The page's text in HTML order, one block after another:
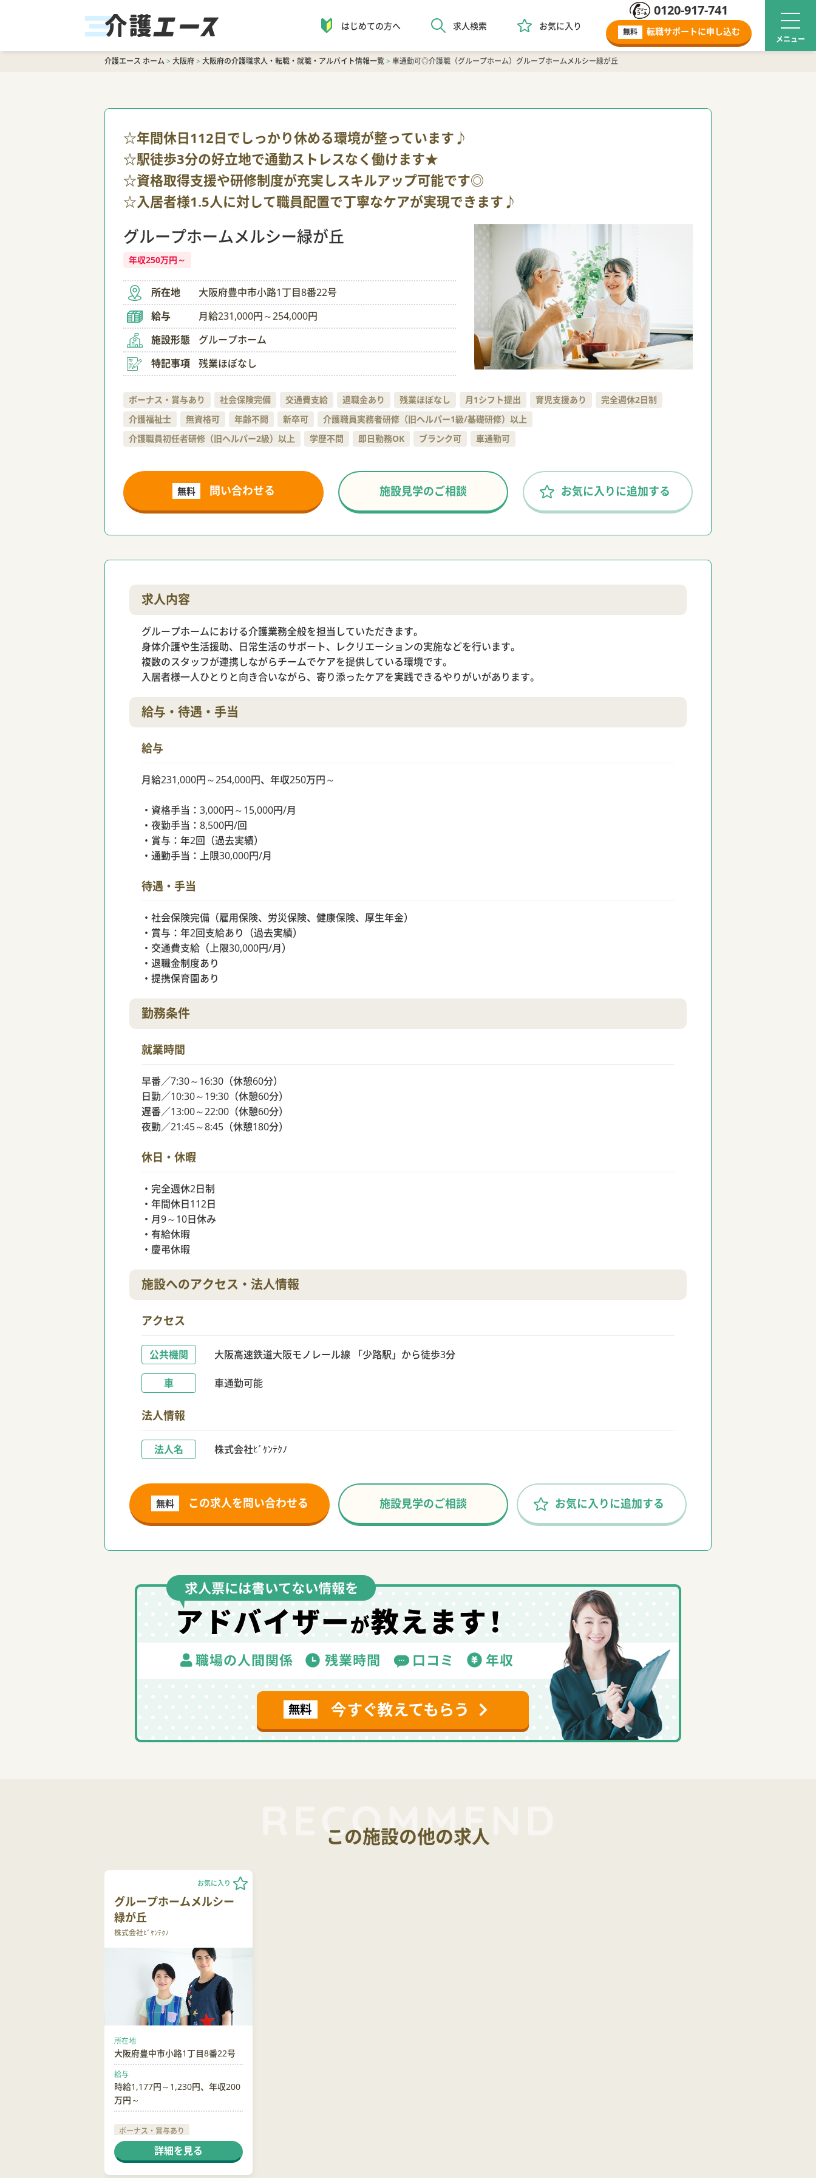
はじめての方へ 求人検索 お気に入り
0120-917-741
無料 転職サポートに申し込む
介護エース ホーム>大阪府>大阪府の介護職求人・転職・就職・アルバイト情報一覧>車通勤可◎介護職（グループホーム）グループホームメルシー緑が丘
☆年間休日112日でしっかり休める環境が整っています♪
☆駅徒歩3分の好立地で通勤ストレスなく働けます★
☆資格取得支援や研修制度が充実しスキルアップ可能です◎
☆入居者様1.5人に対して職員配置で丁寧なケアが実現できます♪
グループホームメルシー緑が丘
年収250万円～
所在地
大阪府豊中市小路1丁目8番22号
給与
月給231,000円～254,000円
施設形態
グループホーム
特記事項
残業ほぼなし
ボーナス・賞与あり 社会保険完備 交通費支給 退職金あり 残業ほぼなし 月1シフト提出 育児支援あり
完全週休2日制
介護福祉士
無資格可 年齢不問 新卒可
介護職員実務者研修（旧ヘルパー1級/基礎研修）以上
介護職員初任者研修（旧ヘルパー2級）以上
学歴不問 即日勤務OK ブランク可 車通勤可
無料 問い合わせる 施設見学のご相談 お気に入りに追加する
求人内容
グループホームにおける介護業務全般を担当していただきます。
身体介護や生活援助、日常生活のサポート、レクリエーションの実施などを行います。
複数のスタッフが連携しながらチームでケアを提供している環境です。
入居者様一人ひとりと向き合いながら、寄り添ったケアを実践できるやりがいがあります。
給与・待遇・手当
給与
月給231,000円～254,000円、年収250万円～
・資格手当：3,000円～15,000円/月
・夜勤手当：8,500円/回
・賞与：年2回（過去実績）
・通勤手当：上限30,000円/月
待遇・手当
・社会保険完備（雇用保険、労災保険、健康保険、厚生年金）
・賞与：年2回支給あり（過去実績）
・交通費支給（上限30,000円/月）
・退職金制度あり
・提携保育園あり
勤務条件
就業時間
早番／7:30～16:30（休憩60分）
日勤／10:30～19:30（休憩60分）
遅番／13:00～22:00（休憩60分）
夜勤／21:45～8:45（休憩180分）
休日・休暇
・完全週休2日制
・年間休日112日
・月9～10日休み
・有給休暇
・慶弔休暇
施設へのアクセス・法人情報
アクセス
公共機関 大阪高速鉄道大阪モノレール線 「少路駅」から徒歩3分
車 車通勤可能
法人情報
法人名 株式会社ﾋﾞｹﾝﾃｸﾉ
無料 この求人を問い合わせる 施設見学のご相談 お気に入りに追加する
この施設の他の求人
グループホームメルシー
緑が丘
株式会社ﾋﾞｹﾝﾃｸﾉ
お気に入り
所在地
大阪府豊中市小路1丁目8番22号
給与
時給1,177円～1,230円、年収200
万円～
ボーナス・賞与あり
社会保険完備
交通費支給
詳細を見る